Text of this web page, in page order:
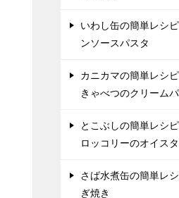
いわし缶の簡単レシ
ンソースパスタ
カニカマの簡単レシ
きゃべつのクリーム
とこぶしの簡単レシ
ロッコリーのオイス
さば水煮缶の簡単レ
ぎ焼き